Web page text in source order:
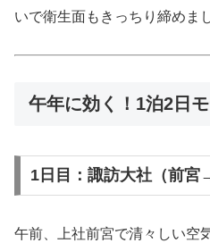
いで衛生面もきっちり締めま
午年に効く！1泊2日
1日目：諏訪大社（前
午前、上社前宮で清々しい空